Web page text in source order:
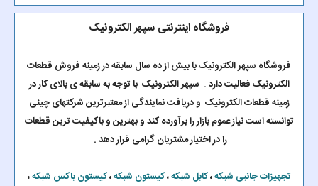
فروشگاه اینترنتی سپهر الکترونیک
فروشگاه سپهر الکترونیک با بیش از ده سال سابقه در زمینه فروش قطعات
الکترونیک فعالیت دارد . سپهر الکترونیک با توجه به سابقه ی بالای کار در
زمینه قطعات الکترونیک و دریافت نمایندگی از معتبرترین شرکتهای چینی
توانسته است نیاز عموم بازار را برآورده کند و بهترین و باکیفیت ترین قطعات
را در اختیار مشتریان گرامی قرار دهد .
تجهیزات جانبی شبکه،کابل شبکه،کیستون شبکه،کیستون باکس شبکه،